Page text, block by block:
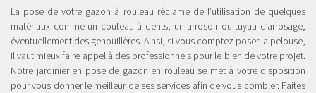
La pose de votre gazon à rouleau réclame de l’utilisation de quelques
matériaux comme un couteau à dents, un arrosoir ou tuyau d’arrosage,
éventuellement des genouillères. Ainsi, si vous comptez poser la pelouse,
il vaut mieux faire appel à des professionnels pour le bien de votre projet.
Notre jardinier en pose de gazon en rouleau se met à votre disposition
pour vous donner le meilleur de ses services afin de vous combler. Faites